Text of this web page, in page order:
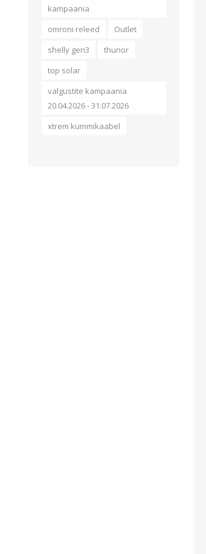
Alumiiniumkaablid ja -juhtmed
Vaskkaablid ja -juhtmed
kampaania
omroni releed
Outlet
shelly gen3
thunor
top solar
valgustite kampaania
20.04.2026 - 31.07.2026
xtrem kummikaabel